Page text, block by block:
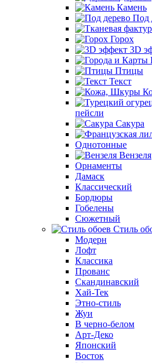
Камень
Под
Горох
3D
Птицы
Текст
пейсли
Сакура
Однотонные
Вензеля
Орнаменты
Дамаск
Классический
Бордюры
Гобелены
Сюжетный
Стиль
Модерн
Лофт
Классика
Прованс
Скандинавский
Хай-Тек
Этно-стиль
Жуи
В черно-белом
Арт-Деко
Японский
Восток